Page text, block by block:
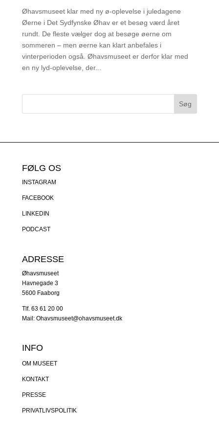
Øhavsmuseet klar med ny ø-oplevelse i juledagene
Øerne i Det Sydfynske Øhav er et besøg værd året
rundt. De fleste vælger dog at besøge øerne om
sommeren – men øerne kan klart anbefales i
vinterperioden også. Øhavsmuseet er derfor klar med
en ny lyd-oplevelse, der...
FØLG OS
INSTAGRAM
FACEBOOK
LINKEDIN
PODCAST
ADRESSE
Øhavsmuseet
Havnegade 3
5600 Faaborg
Tlf. 63 61 20 00
Mail: Ohavsmuseet@ohavsmuseet.dk
INFO
OM MUSEET
KONTAKT
PRESSE
PRIVATLIVSPOLITIK